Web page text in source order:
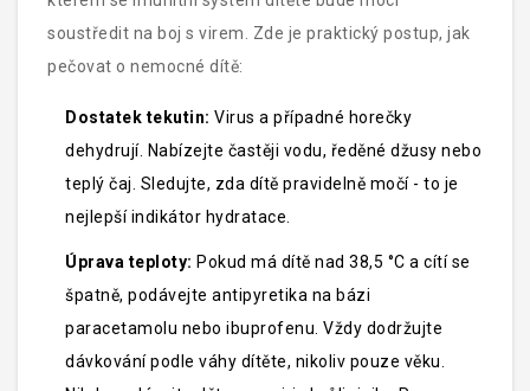
soustředit na boj s virem. Zde je praktický postup, jak
pečovat o nemocné dítě:
Dostatek tekutin: Virus a případné horečky
dehydrují. Nabízejte častěji vodu, ředěné džusy nebo
teplý čaj. Sledujte, zda dítě pravidelně močí - to je
nejlepší indikátor hydratace.
Úprava teploty: Pokud má dítě nad 38,5 °C a cítí se
špatně, podávejte antipyretika na bázi
paracetamolu nebo ibuprofenu. Vždy dodržujte
dávkování podle váhy dítěte, nikoliv pouze věku.